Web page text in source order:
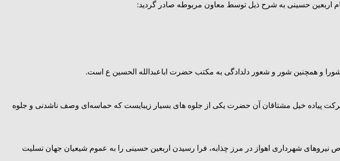
اربعین حسینی به شرح ذیل توسط معاون مربوطه صادر گردید:
و همچنین شور و شعور دلدادگی به مکتب حضرت اباعبدالله الحسین ع است.
پیاده خیل مشتاقان آن حضرت یکی از جلوه های بسیار زیبایست که حماسه‌ای وصف ناشدنی و جلوه
شهرداری اهواز در مرز چذابه، فرا رسیدن اربعین حسینی را به عموم شیعیان جهان تسلیت